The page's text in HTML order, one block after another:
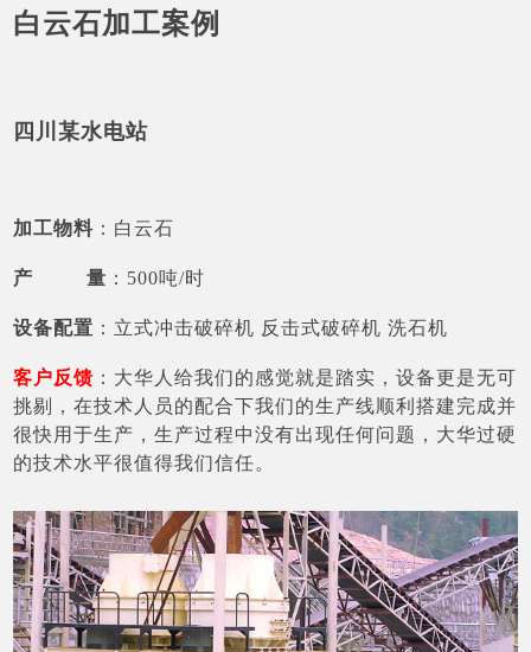
白云石加工案例
四川某水电站
加工物料 ：白云石
产 量 ：500吨/时
设备配置 ：立式冲击破碎机 反击式破碎机 洗石机
客户反馈 ：大华人给我们的感觉就是踏实，设备更是无可
挑剔，在技术人员的配合下我们的生产线顺利搭建完成并
很快用于生产，生产过程中没有出现任何问题，大华过硬
的技术水平很值得我们信任。